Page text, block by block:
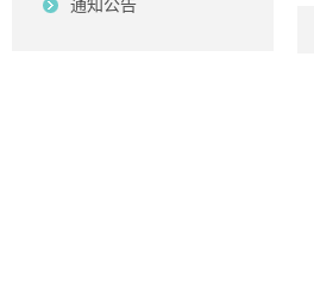
通知公告